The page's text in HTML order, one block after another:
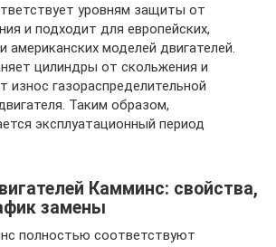
уровням защиты от
и подходит для европейских,
американских моделей двигателей.
цилиндры от скольжения и
износ газораспределительной
Таким образом,
эксплуатационный период
Камминс: свойства,
замены
полностью соответствуют